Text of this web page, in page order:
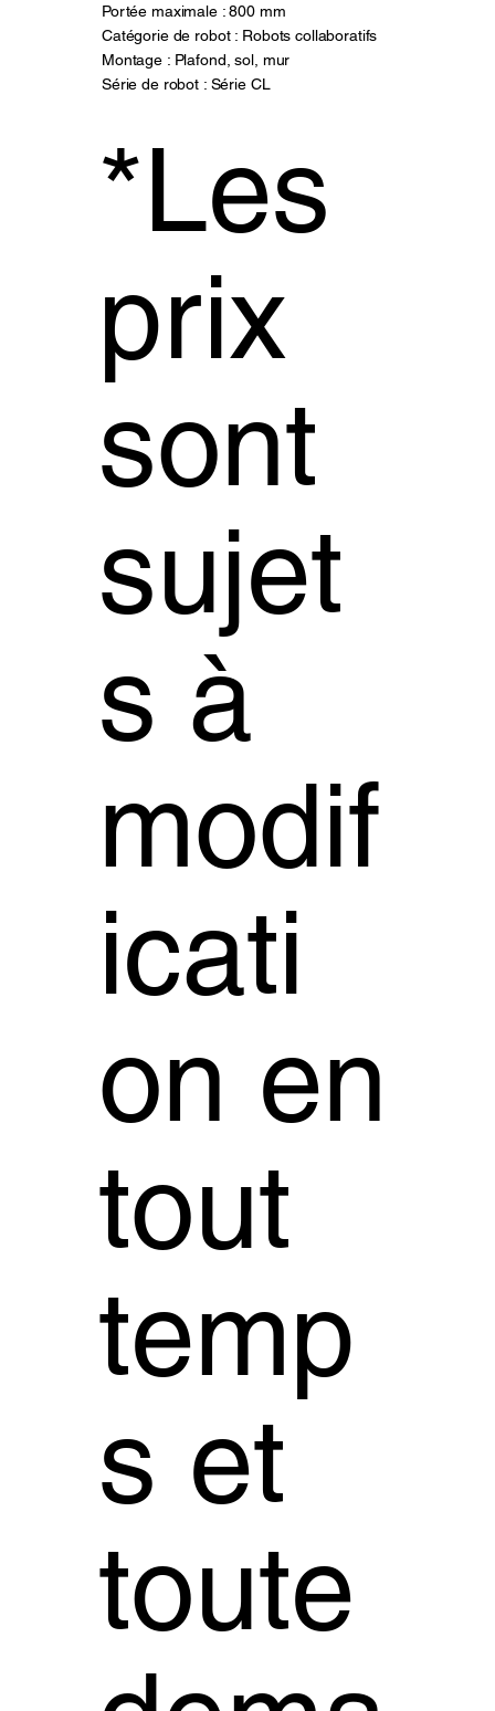
Portée maximale : 800 mm
Catégorie de robot : Robots collaboratifs
Montage : Plafond, sol, mur
Série de robot : Série CL
*Les
prix
sont
sujet
s à
modif
icati
on en
tout
temp
s et
toute